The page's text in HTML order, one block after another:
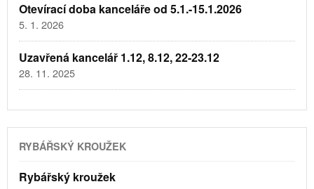
Otevírací doba kanceláře od 5.1.-15.1.2026
5. 1. 2026
Uzavřená kancelář 1.12, 8.12, 22-23.12
28. 11. 2025
RYBÁŘSKÝ KROUŽEK
Rybářský kroužek